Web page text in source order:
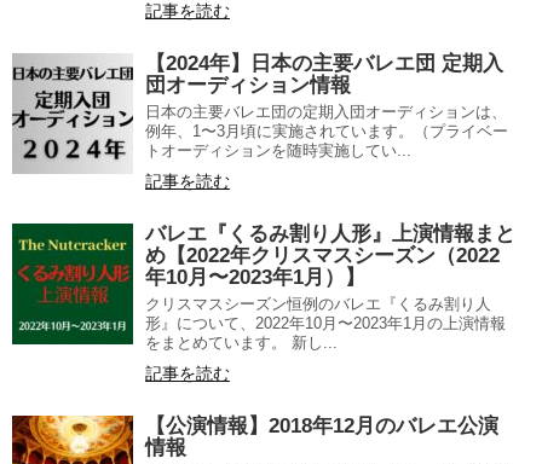
記事を読む
【2024年】日本の主要バレエ団 定期入
団オーディション情報
日本の主要バレエ団の定期入団オーディションは、
例年、1〜3月頃に実施されています。（プライベー
トオーディションを随時実施してい...
記事を読む
バレエ『くるみ割り人形』上演情報まと
め【2022年クリスマスシーズン（2022
年10月〜2023年1月）】
クリスマスシーズン恒例のバレエ『くるみ割り人
形』について、2022年10月〜2023年1月の上演情報
をまとめています。 新し...
記事を読む
【公演情報】2018年12月のバレエ公演
情報